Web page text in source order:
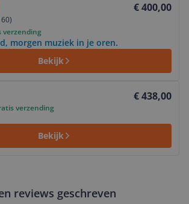
)
€ 400,00
verzending
morgen muziek in je oren.
Bekijk
€ 438,00
verzending
Bekijk
reviews geschreven